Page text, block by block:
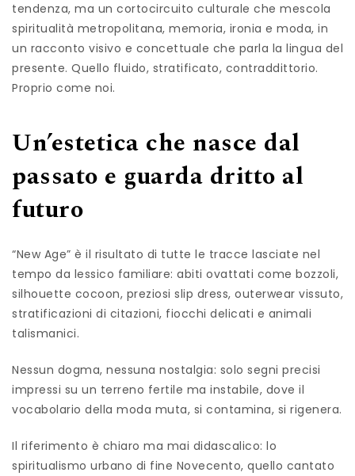
tendenza, ma un cortocircuito culturale che mescola
spiritualità metropolitana, memoria, ironia e moda, in
un racconto visivo e concettuale che parla la lingua del
presente. Quello fluido, stratificato, contraddittorio.
Proprio come noi.
Un’estetica che nasce dal
passato e guarda dritto al
futuro
“New Age” è il risultato di tutte le tracce lasciate nel
tempo da lessico familiare: abiti ovattati come bozzoli,
silhouette cocoon, preziosi slip dress, outerwear vissuto,
stratificazioni di citazioni, fiocchi delicati e animali
talismanici.
Nessun dogma, nessuna nostalgia: solo segni precisi
impressi su un terreno fertile ma instabile, dove il
vocabolario della moda muta, si contamina, si rigenera.
Il riferimento è chiaro ma mai didascalico: lo
spiritualismo urbano di fine Novecento, quello cantato